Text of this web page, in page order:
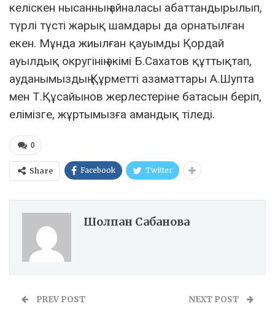
келіскен нысанның айналасы абаттандырылып,
түрлі түсті жарық шамдары да орнатылған
екен. Мұнда жиылған қауымды Қордай
ауылдық округінің әкімі Б.Сахатов құттықтап,
ауданымыздың Құрметті азаматтары А.Шупта
мен Т.Құсайынов жерлестеріне батасын беріп,
елімізге, жұртымызға амандық тіледі.
0
Share Facebook Twitter
Шолпан Сабанова
PREV POST NEXT POST